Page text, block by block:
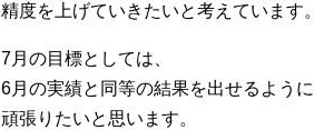
精度を上げていきたいと考えています。
7月の目標としては、
6月の実績と同等の結果を出せるように
頑張りたいと思います。